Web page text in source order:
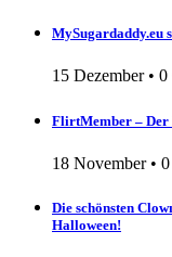
MySugardaddy.eu
15 Dezember• 0
FlirtMember – Der
18 November•
Die schönsten
Halloween!